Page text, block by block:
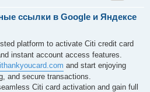
ссылки в Google и Яндексе
platform to activate Citi credit card
instant account access features.
and start enjoying
and secure transactions.
Citi card activation and gain full